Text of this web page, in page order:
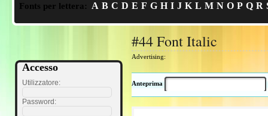
Fonts per lettera: A B C D E F G H I J K L M N O P Q R
Accesso
Utilizzatore:
Password:
#44 Font Italic
Advertising:
Anteprima